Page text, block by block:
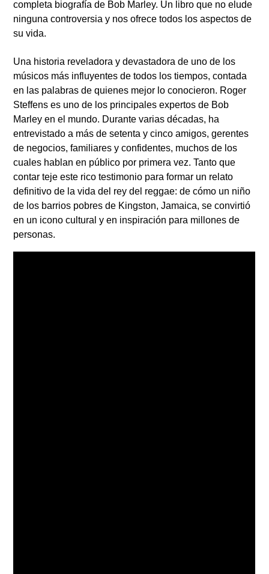
completa biografía de Bob Marley. Un libro que no elude
ninguna controversia y nos ofrece todos los aspectos de
su vida.
Una historia reveladora y devastadora de uno de los
músicos más influyentes de todos los tiempos, contada
en las palabras de quienes mejor lo conocieron. Roger
Steffens es uno de los principales expertos de Bob
Marley en el mundo. Durante varias décadas, ha
entrevistado a más de setenta y cinco amigos, gerentes
de negocios, familiares y confidentes, muchos de los
cuales hablan en público por primera vez. Tanto que
contar teje este rico testimonio para formar un relato
definitivo de la vida del rey del reggae: de cómo un niño
de los barrios pobres de Kingston, Jamaica, se convirtió
en un icono cultural y en inspiración para millones de
personas.